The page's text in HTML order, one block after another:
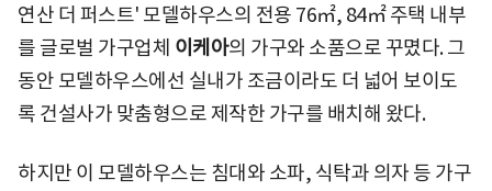
연산 더 퍼스트' 모델하우스의 전용 76㎡, 84㎡ 주택 내부
를 글로벌 가구업체 이케아의 가구와 소품으로 꾸몄다. 그
동안 모델하우스에선 실내가 조금이라도 더 넓어 보이도
록 건설사가 맞춤형으로 제작한 가구를 배치해 왔다.
하지만 이 모델하우스는 침대와 소파, 식탁과 의자 등 가구